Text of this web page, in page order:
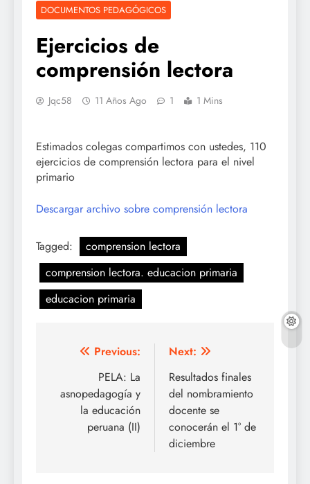
DOCUMENTOS PEDAGÓGICOS
Ejercicios de
comprensión lectora
Jqc58 11 Años Ago 1 1 Mins
Estimados colegas compartimos con ustedes, 110
ejercicios de comprensión lectora para el nivel
primario
Descargar archivo sobre comprensión lectora
Tagged:
comprension lectora
comprension lectora. educacion primaria
educacion primaria
Navegación
entradas
Previous:
PELA: La
asnopedagogía y
la educación
peruana (II)
Next:
Resultados finales
del nombramiento
docente se
conocerán el 1° de
diciembre